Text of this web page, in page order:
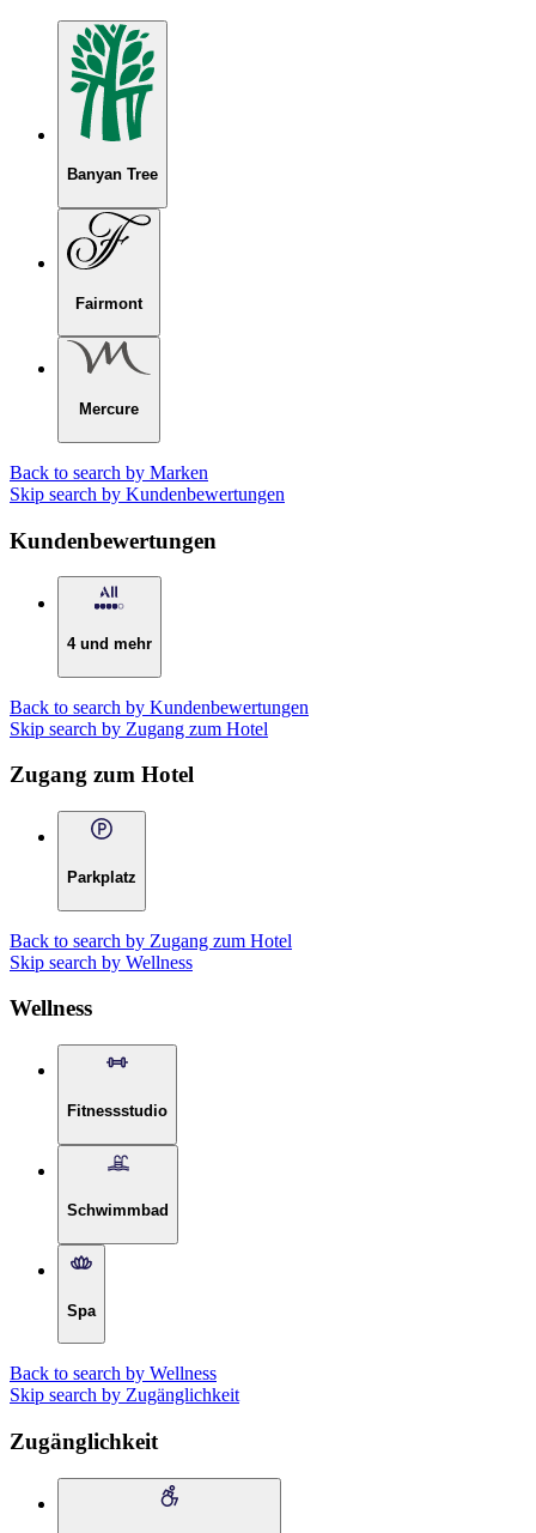
Banyan Tree
Fairmont
Mercure
Back to search by Marken
Skip search by Kundenbewertungen
Kundenbewertungen
4 und mehr
Back to search by Kundenbewertungen
Skip search by Zugang zum Hotel
Zugang zum Hotel
Parkplatz
Back to search by Zugang zum Hotel
Skip search by Wellness
Wellness
Fitnessstudio
Schwimmbad
Spa
Back to search by Wellness
Skip search by Zugänglichkeit
Zugänglichkeit